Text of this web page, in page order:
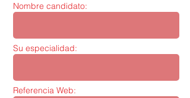
Nombre candidato:
Su especialidad:
Referencia Web: